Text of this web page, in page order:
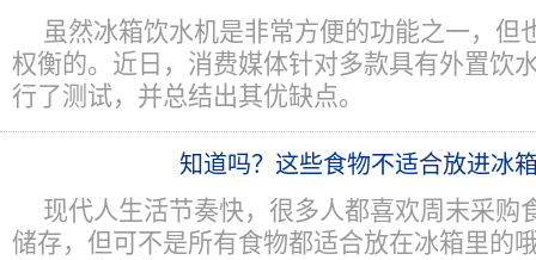
虽然冰箱饮水机是非常方便的功能之一，但
权衡的。近日，消费媒体针对多款具有外置饮
行了测试，并总结出其优缺点。
知道吗？这些食物不适合放进冰
现代人生活节奏快，很多人都喜欢周末采购
储存，但可不是所有食物都适合放在冰箱里的